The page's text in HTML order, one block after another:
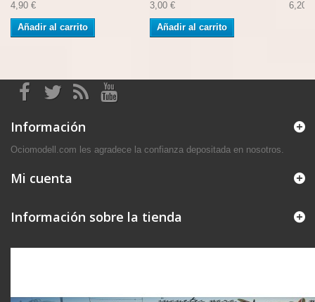
4,90 €
Añadir al carrito
3,00 €
Añadir al carrito
6,20 €
Información
Ociomodell.com les agradece la confianza depositada en nosotros.
Mi cuenta
Información sobre la tienda